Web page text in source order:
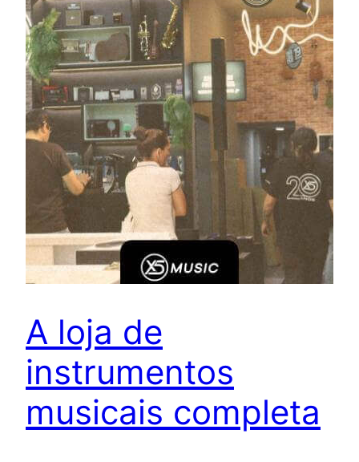
A loja de
instrumentos
musicais completa